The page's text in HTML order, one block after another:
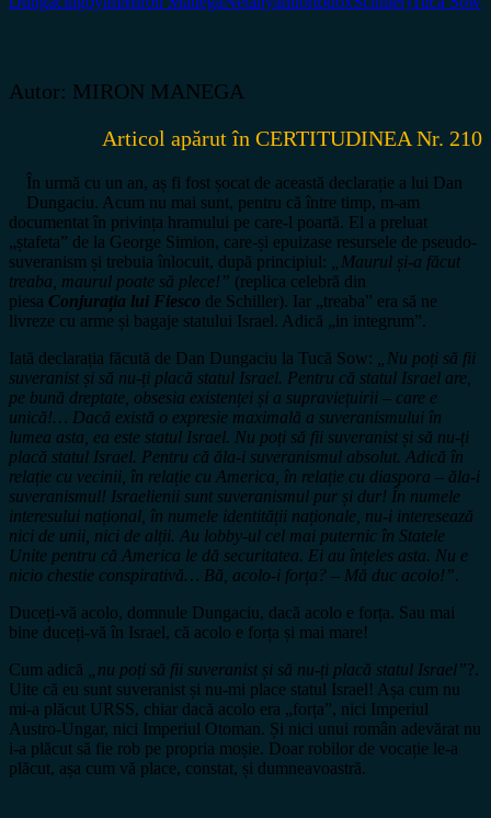
Autor: MIRON MANEGA
Articol apărut în CERTITUDINEA Nr. 210
În urmă cu un an, aș fi fost șocat de această declarație a lui Dan
Dungaciu. Acum nu mai sunt, pentru că între timp, m-am
documentat în privința hramului pe care-l poartă. El a preluat
„ștafeta” de la George Simion, care-și epuizase resursele de pseudo-
suveranism și trebuia înlocuit, după principiul:
„Maurul și-a făcut
treaba, maurul poate să plece!” (replica celebră din
piesa Conjurația lui Fiesco de Schiller). Iar „treaba” era să ne
livreze cu arme și bagaje statului Israel. Adică „in integrum”.
Iată declarația făcută de Dan Dungaciu la Tucă Sow:
„Nu poți să fii
suveranist și să nu-ți placă statul Israel. Pentru că statul Israel are,
pe bună dreptate, obsesia existenței și a supraviețuirii – care e
unică!… Dacă există o expresie maximală a suveranismului în
lumea asta, ea este statul Israel. Nu poți să fii suveranist și să nu-ți
placă statul Israel. Pentru că ăla-i suveranismul absolut. Adică în
relație cu vecinii, în relație cu America, în relație cu diaspora – ăla-i
suveranismul! Israelienii sunt suveranismul pur și dur! În numele
interesului național, în numele identității naționale, nu-i interesează
nici de unii, nici de alții. Au lobby-ul cel mai puternic în Statele
Unite pentru că America le dă securitatea. Ei au înțeles asta. Nu e
nicio chestie conspirativă… Bă, acolo-i forța? – Mă duc acolo!”.
Duceți-vă acolo, domnule Dungaciu, dacă acolo e forța. Sau mai
bine duceți-vă în Israel, că acolo e forța și mai mare!
Cum adică
„nu poți să fii suveranist și să nu-ți placă statul Israel”?.
Uite că eu sunt suveranist și nu-mi place statul Israel! Așa cum nu
mi-a plăcut URSS, chiar dacă acolo era „forța”, nici Imperiul
Austro-Ungar, nici Imperiul Otoman. Și nici unui român adevărat nu
i-a plăcut să fie rob pe propria moșie. Doar robilor de vocație le-a
plăcut, așa cum vă place, constat, și dumneavoastră.